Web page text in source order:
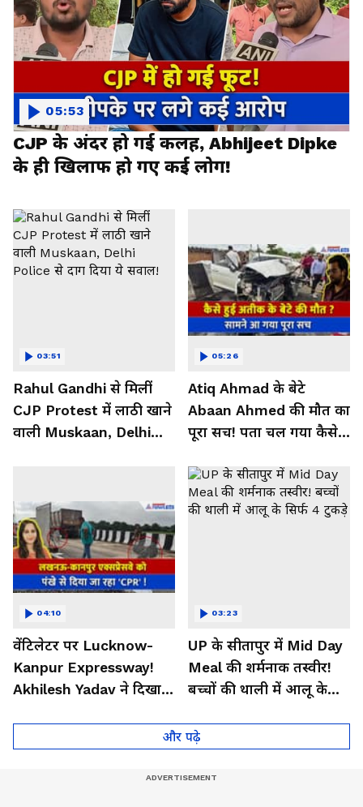
CJP के अंदर हो गई कलह, Abhijeet Dipke
के ही खिलाफ हो गए कई लोग!
05:53
Rahul Gandhi से मिलीं
CJP Protest में लाठी खाने
वाली Muskaan, Delhi
03:51
Atiq Ahmad के बेटे
Abaan Ahmed की मौत का
पूरा सच! पता चल गया कैसे
05:26
वेंटिलेटर पर Lucknow-
Kanpur Expressway!
Akhilesh Yadav ने दिखाया
04:10
UP के सीतापुर में Mid Day
Meal की शर्मनाक तस्वीर!
बच्चों की थाली में आलू के
03:23
और पढ़े